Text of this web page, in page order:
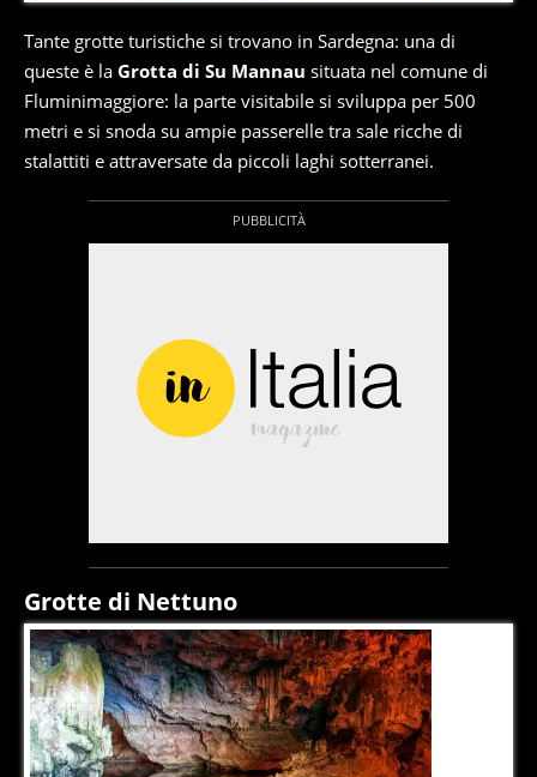
Tante grotte turistiche si trovano in Sardegna: una di
queste è la Grotta di Su Mannau situata nel comune di
Fluminimaggiore: la parte visitabile si sviluppa per 500
metri e si snoda su ampie passerelle tra sale ricche di
stalattiti e attraversate da piccoli laghi sotterranei.
Grotte di Nettuno